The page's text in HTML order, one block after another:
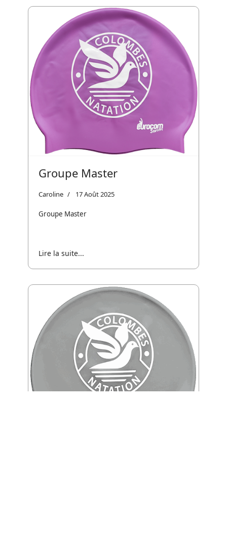
Groupe Master
Caroline 17 Août 2025
Groupe Master
Lire la suite...